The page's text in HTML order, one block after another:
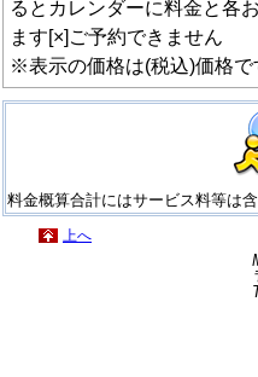
るとカレンダーに料金と各
ます[×]ご予約できません
※表示の価格は(税込)価格で
料金概算合計にはサービス料等は
上へ